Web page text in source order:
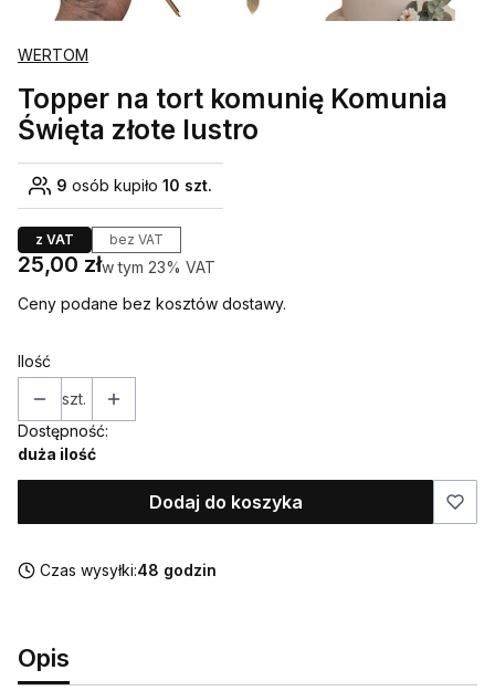
WERTOM
Topper na tort komunię Komunia
Święta złote lustro
9 osób kupiło 10 szt.
z VAT bez VAT
Cena
25,00 złw tym 23% VAT
w tym 23% VAT
Ceny podane bez kosztów dostawy.
Ilość
szt.
Dostępność:
duża ilość
Dodaj do koszyka
Czas wysyłki:48 godzin
Opis